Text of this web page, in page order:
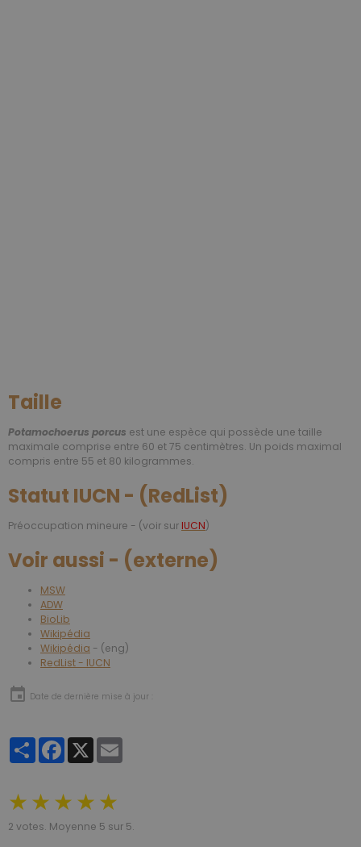
Taille
Potamochoerus porcus est une espèce qui possède une taille
maximale comprise entre 60 et 75 centimètres. Un poids maximal
compris entre 55 et 80 kilogrammes.
Statut IUCN - (RedList)
Préoccupation mineure - (voir sur IUCN)
Voir aussi - (externe)
MSW
ADW
BioLib
Wikipédia
Wikipédia - (eng)
RedList - IUCN
Date de dernière mise à jour :
PartagerFacebook
X
★★★★★
2 votes. Moyenne 5 sur 5.